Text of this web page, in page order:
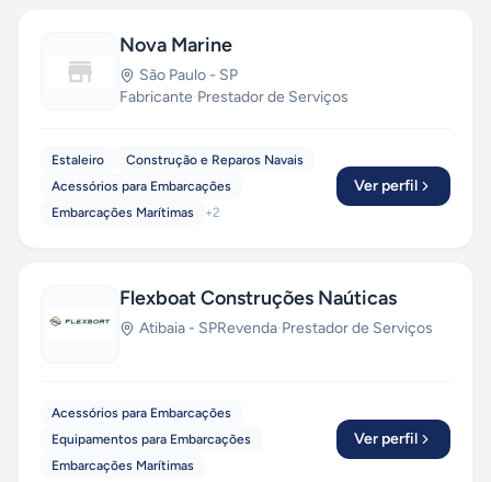
Nova Marine
São Paulo - SP
Fabricante·Prestador de Serviços
Estaleiro
Construção e Reparos Navais
Acessórios para Embarcações
Embarcações Marítimas
+2
Ver perfil
Flexboat Construções Naúticas
Atibaia - SPRevenda·Prestador de Serviços
Acessórios para Embarcações
Equipamentos para Embarcações
Embarcações Marítimas
Ver perfil